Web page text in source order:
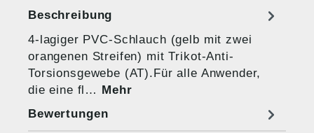
Beschreibung
4-lagiger PVC-Schlauch (gelb mit zwei
orangenen Streifen) mit Trikot-Anti-
Torsionsgewebe (AT).Für alle Anwender,
die eine fl… Mehr
Bewertungen